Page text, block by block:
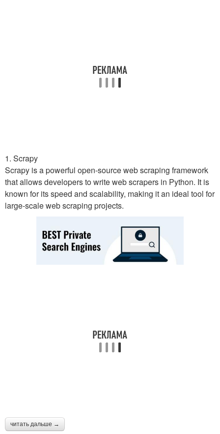
1. Scrapy
Scrapy is a powerful open-source web scraping framework
that allows developers to write web scrapers in Python. It is
known for its speed and scalability, making it an ideal tool for
large-scale web scraping projects.
читать дальше →